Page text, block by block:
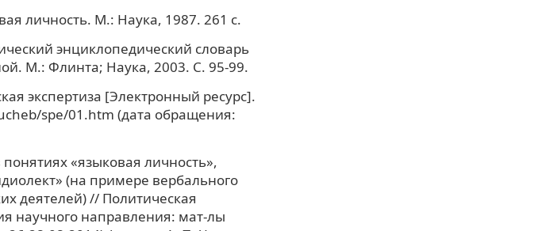
личность. М.: Наука, 1987. 261 с.
энциклопедический словарь
М.: Флинта; Наука, 2003. С. 95-99.
экспертиза [Электронный ресурс].
spe/01.htm (дата обращения:
«языковая личность»,
(на примере вербального
деятелей) // Политическая
научного направления: мат-лы